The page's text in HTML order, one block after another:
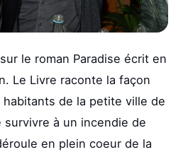
le roman Paradise écrit en
Le Livre raconte la façon
de la petite ville de
à un incendie de
en plein coeur de la